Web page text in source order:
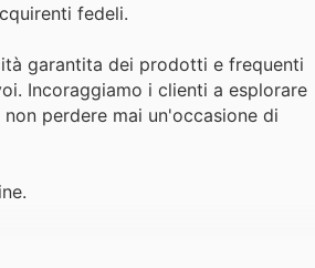
fedeli.
garantita dei prodotti e frequenti
Incoraggiamo i clienti a esplorare
perdere mai un'occasione di